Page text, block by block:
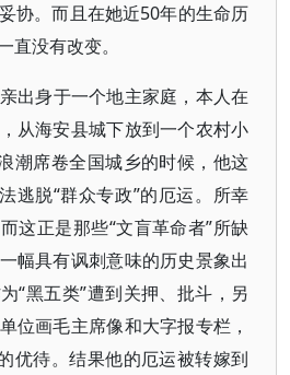
协。而且在她近50年的生命历
直没有改变。
出身于一个地主家庭，本人在
从海安县城下放到一个农村小
潮席卷全国城乡的时候，他这
逃脱“群众专政”的厄运。所幸
这正是那些“文盲革命者”所缺
幅具有讽刺意味的历史景象出
“黑五类”遭到关押、批斗，另
位画毛主席像和大字报专栏，
优待。结果他的厄运被转嫁到